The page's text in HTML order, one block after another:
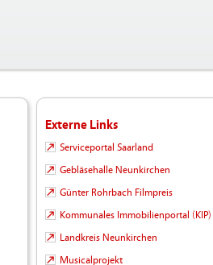
Externe Links
Serviceportal Saarland
Gebläsehalle Neunkirchen
Günter Rohrbach Filmpreis
Kommunales Immobilienportal (KIP)
Landkreis Neunkirchen
Musicalprojekt